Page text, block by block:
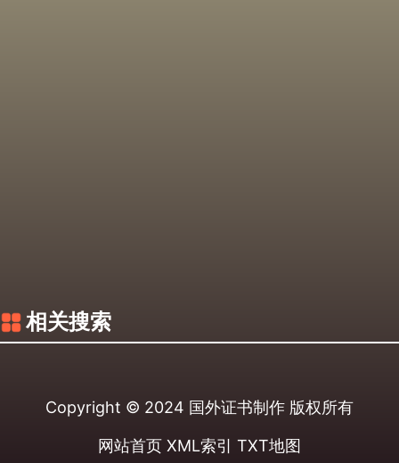
相关搜索
Copyright © 2024 国外证书制作 版权所有
网站首页 XML索引 TXT地图